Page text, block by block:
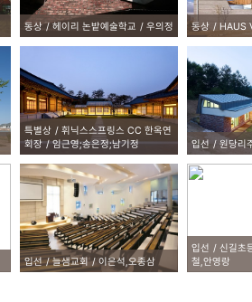
동상 헤이리 논밭예술학교 우의정 동상 HAUS
특별상
휘닉스스프링스 CC 한옥연
회장
임근영;송은정;남기정 입선 원당리
입선 늘샘교회 이은석,오종삼
입선 신길초
철,안영랑